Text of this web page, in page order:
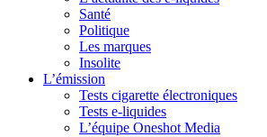
Santé
Politique
Les marques
Insolite
L’émission
Tests cigarette électroniques
Tests e-liquides
L’équipe Oneshot Media